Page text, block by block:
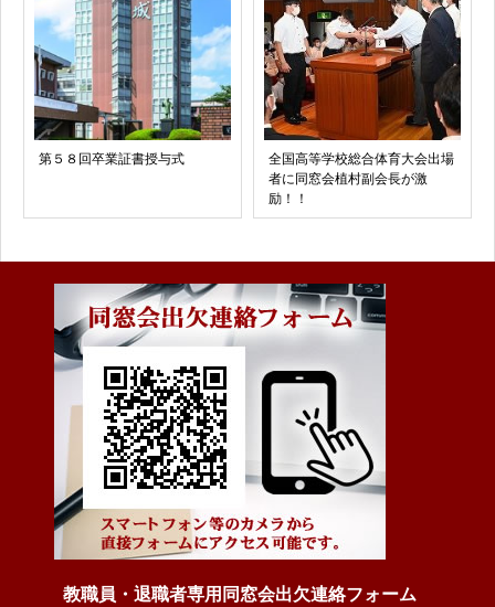
第５８回卒業証書授与式
全国高等学校総合体育大会出場
者に同窓会植村副会長が激
励！！
教職員・退職者専用同窓会出欠連絡フォーム